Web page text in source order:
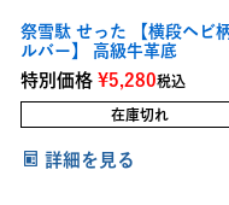
祭雪駄 せった 【横段ヘビ
ルバー】 高級牛革底
特別価格 ¥5,280税込
在庫切れ
詳細を見る